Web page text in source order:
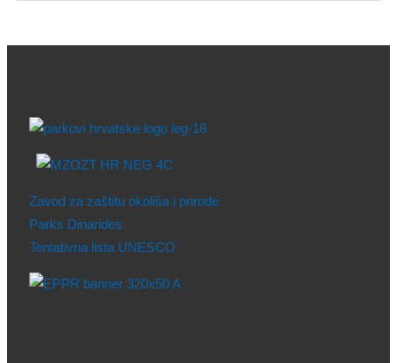
Zavod za zaštitu okoliša i prirode
Parks Dinarides
Tentativna lista UNESCO